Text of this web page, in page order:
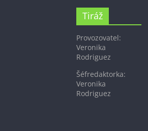
Tiráž
Provozovatel:
Veronika
Rodriguez
Šéfredaktorka:
Veronika
Rodriguez